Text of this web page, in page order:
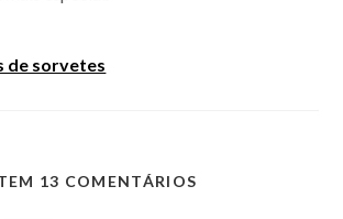
de sorvetes
13 COMENTÁRIOS